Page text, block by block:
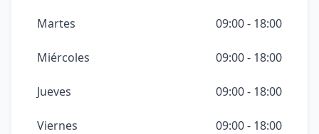
Martes 09:00 - 18:00
Miércoles 09:00 - 18:00
Jueves 09:00 - 18:00
Viernes 09:00 - 18:00